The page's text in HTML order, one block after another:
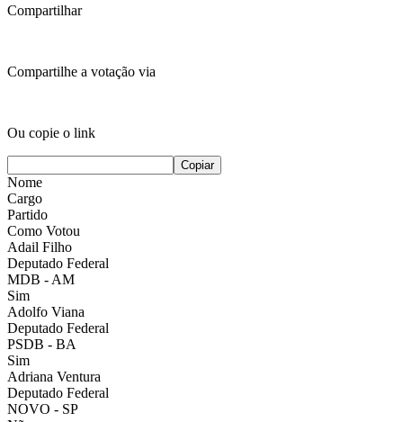
Compartilhar
Compartilhe a votação via
Ou copie o link
Copiar
Nome
Cargo
Partido
Como Votou
Adail Filho
Deputado Federal
MDB - AM
Sim
Adolfo Viana
Deputado Federal
PSDB - BA
Sim
Adriana Ventura
Deputado Federal
NOVO - SP